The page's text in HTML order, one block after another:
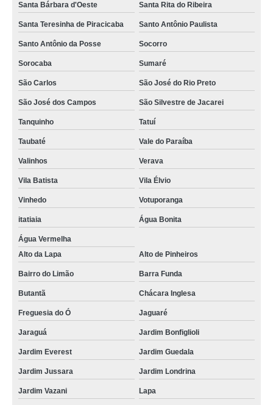
Santa Bárbara d'Oeste Santa Rita do Ribeira
Santa Teresinha de Piracicaba Santo Antônio Paulista
Santo Antônio da Posse Socorro
Sorocaba Sumaré
São Carlos São José do Rio Preto
São José dos Campos São Silvestre de Jacarei
Tanquinho Tatuí
Taubaté Vale do Paraíba
Valinhos Verava
Vila Batista Vila Élvio
Vinhedo Votuporanga
itatiaia Água Bonita
Água Vermelha
Alto da Lapa
Alto de Pinheiros
Bairro do Limão Barra Funda
Butantã Chácara Inglesa
Freguesia do Ó Jaguaré
Jaraguá Jardim Bonfiglioli
Jardim Everest Jardim Guedala
Jardim Jussara Jardim Londrina
Jardim Vazani Lapa